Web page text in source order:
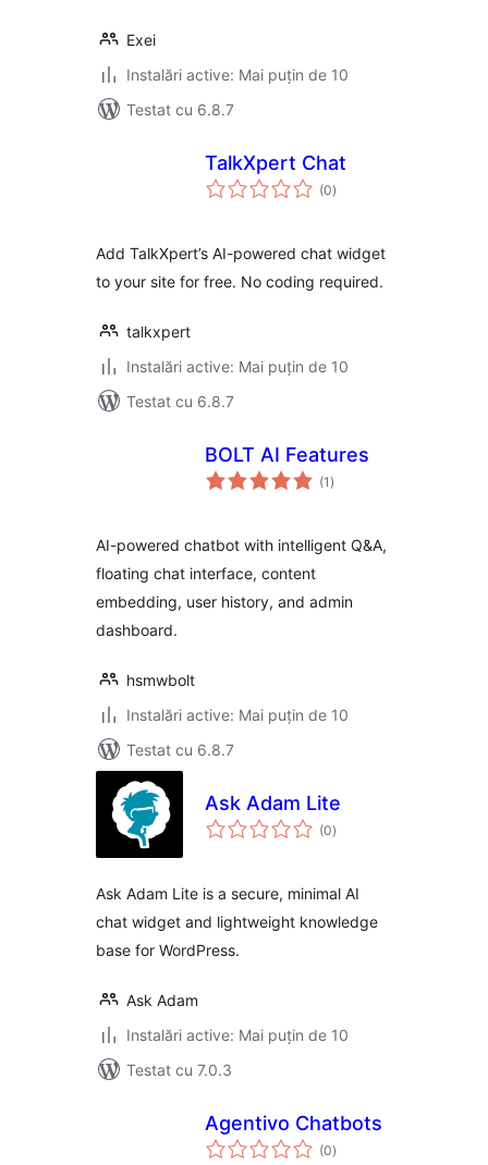
Exei
Instalări active: Mai puțin de 10
Testat cu 6.8.7
TalkXpert Chat
(0total
aprecieri
)
Add TalkXpert’s AI-powered chat widget
to your site for free. No coding required.
talkxpert
Instalări active: Mai puțin de 10
Testat cu 6.8.7
BOLT AI Features
(1 total
aprecieri
)
AI-powered chatbot with intelligent Q&A,
floating chat interface, content
embedding, user history, and admin
dashboard.
hsmwbolt
Instalări active: Mai puțin de 10
Testat cu 6.8.7
Ask Adam Lite
(0total
aprecieri
)
Ask Adam Lite is a secure, minimal AI
chat widget and lightweight knowledge
base for WordPress.
Ask Adam
Instalări active: Mai puțin de 10
Testat cu 7.0.3
Agentivo Chatbots
(0total
aprecieri
)